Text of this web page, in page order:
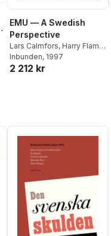
EMU — A Swedish
Perspective
Lars Calmfors, Harry Flam,
Nils Gottfries,Janne
Haaland Matlary
Inbunden, 1997
2 212 kr